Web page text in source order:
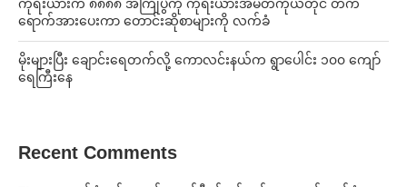
ကိုရီးယားက ၈၈၈၈ အကြိုပွဲကို ကိုရီးယားအမတ်ကိုယ်တိုင် တက်
ရောက်အားပေးကာ တောင်းဆိုစာများကို လက်ခံ
⁨မိုးများပြီး ချောင်းရေတက်လို့ ကောလင်းနယ်က ရွာပေါင်း ၁၀၀ ကျော်
ရေကြီးနေ
Recent Comments